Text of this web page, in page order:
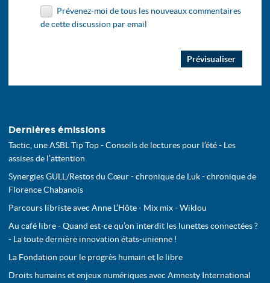
Prévenez-moi de tous les nouveaux commentaires
de cette discussion par email
Dernières émissions
Tactic, une ASBL Tip Top - Conseils de lectures pour l’été - Les
assises de l’attention
Synergies GULL/Restos du Cœur - chronique de Luk - chronique de
Florence Chabanois
Parcours libriste avec Anne L’Hôte - Mix mix - Wiklou
Au café libre - Quand est-ce qu’on interdit les lunettes connectées ?
- La toute dernière innovation états-unienne !
La Fondation pour le progrès humain et le libre
Droits humains et enjeux numériques avec Amnesty International